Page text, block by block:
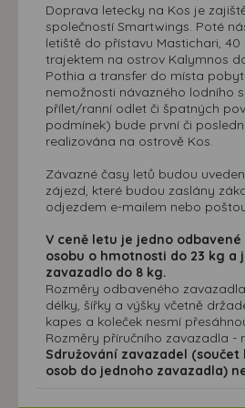
Doprava letecky na Kos je
společností Smartwings. Poté
letiště do přístavu Mastichari,
trajektem na ostrov Kalymnos
Pothia a transfer do místa
nemožnosti návazného lodního
přílet/ranní odlet či špatných
podmínek) bude první či
realizována na ostrově Kos.
Závazné časy letů budou
zájezd, které budou zaslány
odjezdem e-mailem nebo
V ceně letu je jedno
osobu o hmotnosti do 23 kg a
zavazadlo do 8 kg.
Rozměry odbaveného
délky, šířky a výšky včetně
kapes a koleček nesmí
Rozměry příručního zavazadla -
Sdružování zavazadel
osob do jednoho zavazadla)